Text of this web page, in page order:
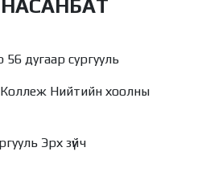
дугаар сургууль
Коллеж Нийтийн хоолны
Эрх зүйч